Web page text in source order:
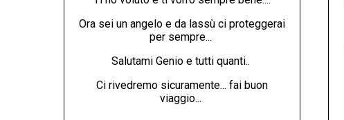
Ora sei un angelo e da lassù ci proteggerai
per sempre...
Salutami Genio e tutti quanti..
Ci rivedremo sicuramente... fai buon
viaggio...